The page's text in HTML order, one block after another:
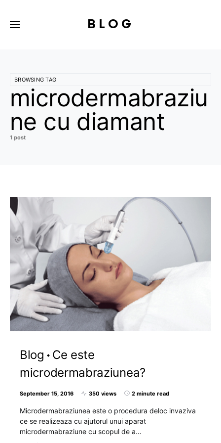
BLOG
BROWSING TAG
microdermabraziu
ne cu diamant
1 post
Blog
Ce este
microdermabraziunea?
September 15, 2016 350 views 2 minute read
Microdermabraziunea este o procedura deloc invaziva
ce se realizeaza cu ajutorul unui aparat
microdermabraziune cu scopul de a…